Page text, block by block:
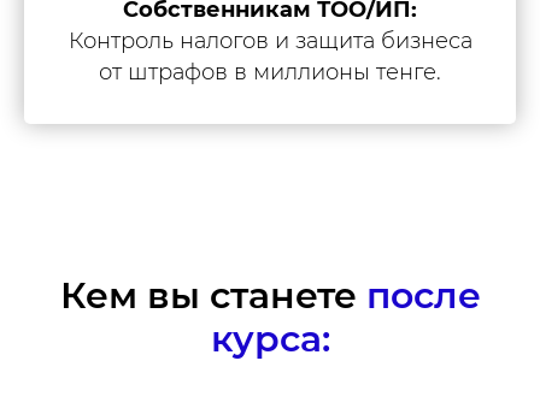
Собственникам ТОО/ИП:
Контроль налогов и защита бизнеса
от штрафов в миллионы тенге.
Кем вы станете после
курса: